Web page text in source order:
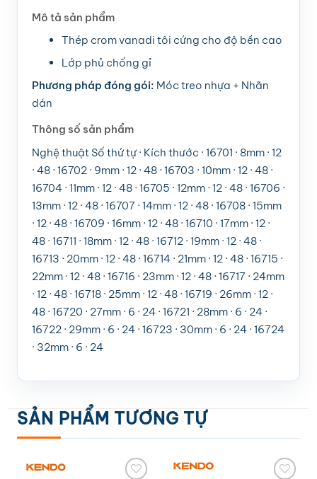
Mô tả sản phẩm
Thép crom vanadi tôi cứng cho độ bền cao
Lớp phủ chống gỉ
Phương pháp đóng gói: Móc treo nhựa + Nhãn
dán
Thông số sản phẩm
Nghệ thuật Số thứ tự · Kích thước · 16701 · 8mm · 12
· 48 · 16702 · 9mm · 12 · 48 · 16703 · 10mm · 12 · 48 ·
16704 · 11mm · 12 · 48 · 16705 · 12mm · 12 · 48 · 16706 ·
13mm · 12 · 48 · 16707 · 14mm · 12 · 48 · 16708 · 15mm
· 12 · 48 · 16709 · 16mm · 12 · 48 · 16710 · 17mm · 12 ·
48 · 16711 · 18mm · 12 · 48 · 16712 · 19mm · 12 · 48 ·
16713 · 20mm · 12 · 48 · 16714 · 21mm · 12 · 48 · 16715 ·
22mm · 12 · 48 · 16716 · 23mm · 12 · 48 · 16717 · 24mm
· 12 · 48 · 16718 · 25mm · 12 · 48 · 16719 · 26mm · 12 ·
48 · 16720 · 27mm · 6 · 24 · 16721 · 28mm · 6 · 24 ·
16722 · 29mm · 6 · 24 · 16723 · 30mm · 6 · 24 · 16724
· 32mm · 6 · 24
SẢN PHẨM TƯƠNG TỰ